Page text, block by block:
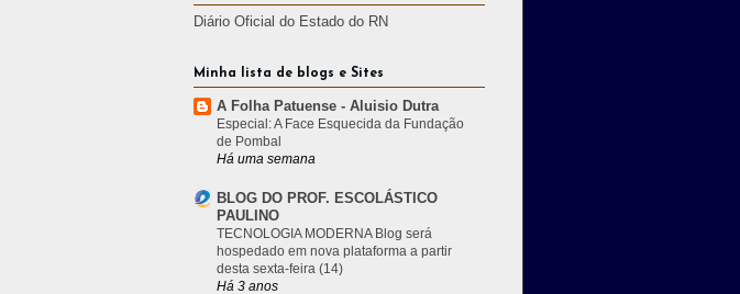
Diário Oficial do Estado do RN
Minha lista de blogs e Sites
A Folha Patuense - Aluisio Dutra
Especial: A Face Esquecida da Fundação
de Pombal
Há uma semana
BLOG DO PROF. ESCOLÁSTICO
PAULINO
TECNOLOGIA MODERNA Blog será
hospedado em nova plataforma a partir
desta sexta-feira (14)
Há 3 anos